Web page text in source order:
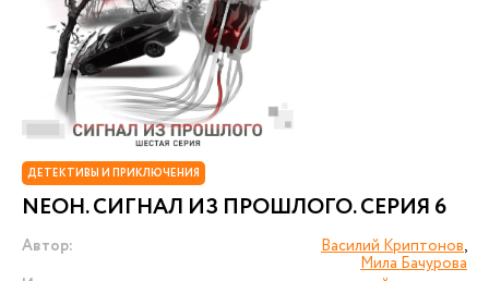
ДЕТЕКТИВЫ И ПРИКЛЮЧЕНИЯ
NEОН. СИГНАЛ ИЗ ПРОШЛОГО. СЕРИЯ 6
Автор: Василий Криптонов,
Мила Бачурова